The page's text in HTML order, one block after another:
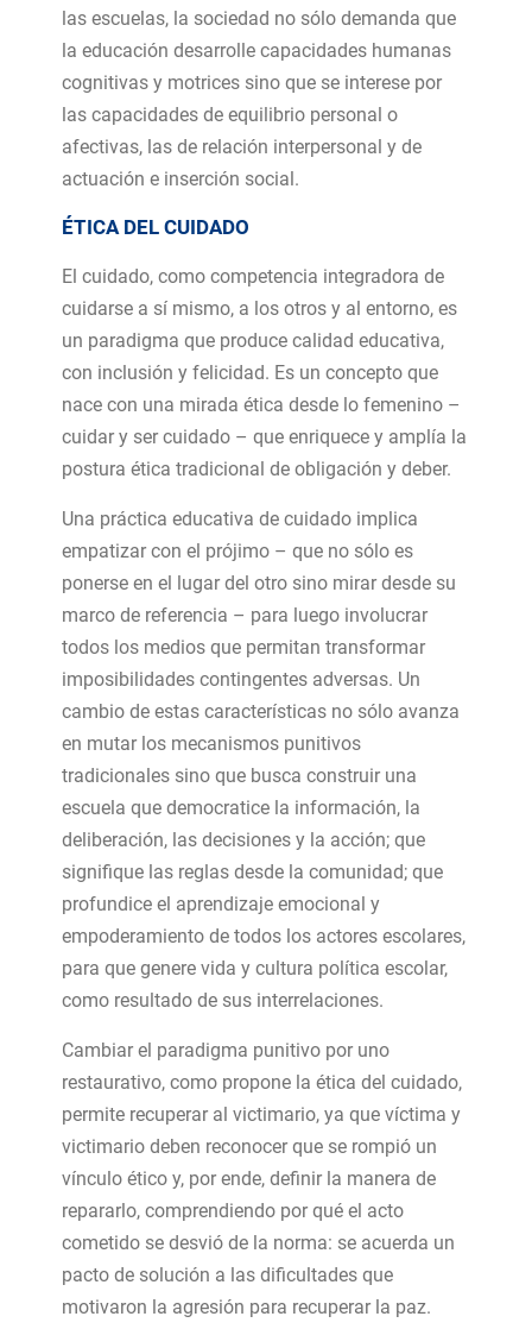
las escuelas, la sociedad no sólo demanda que
la educación desarrolle capacidades humanas
cognitivas y motrices sino que se interese por
las capacidades de equilibrio personal o
afectivas, las de relación interpersonal y de
actuación e inserción social.
ÉTICA DEL CUIDADO
El cuidado, como competencia integradora de
cuidarse a sí mismo, a los otros y al entorno, es
un paradigma que produce calidad educativa,
con inclusión y felicidad. Es un concepto que
nace con una mirada ética desde lo femenino –
cuidar y ser cuidado – que enriquece y amplía la
postura ética tradicional de obligación y deber.
Una práctica educativa de cuidado implica
empatizar con el prójimo – que no sólo es
ponerse en el lugar del otro sino mirar desde su
marco de referencia – para luego involucrar
todos los medios que permitan transformar
imposibilidades contingentes adversas. Un
cambio de estas características no sólo avanza
en mutar los mecanismos punitivos
tradicionales sino que busca construir una
escuela que democratice la información, la
deliberación, las decisiones y la acción; que
signifique las reglas desde la comunidad; que
profundice el aprendizaje emocional y
empoderamiento de todos los actores escolares,
para que genere vida y cultura política escolar,
como resultado de sus interrelaciones.
Cambiar el paradigma punitivo por uno
restaurativo, como propone la ética del cuidado,
permite recuperar al victimario, ya que víctima y
victimario deben reconocer que se rompió un
vínculo ético y, por ende, definir la manera de
repararlo, comprendiendo por qué el acto
cometido se desvió de la norma: se acuerda un
pacto de solución a las dificultades que
motivaron la agresión para recuperar la paz.